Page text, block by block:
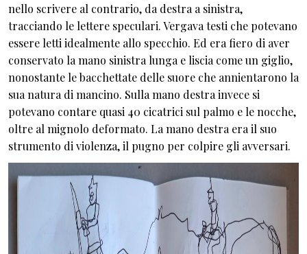
nello scrivere al contrario, da destra a sinistra,
tracciando le lettere speculari. Vergava testi che potevano
essere letti idealmente allo specchio. Ed era fiero di aver
conservato la mano sinistra lunga e liscia come un giglio,
nonostante le bacchettate delle suore che annientarono la
sua natura di mancino. Sulla mano destra invece si
potevano contare quasi 40 cicatrici sul palmo e le nocche,
oltre al mignolo deformato. La mano destra era il suo
strumento di violenza, il pugno per colpire gli avversari.